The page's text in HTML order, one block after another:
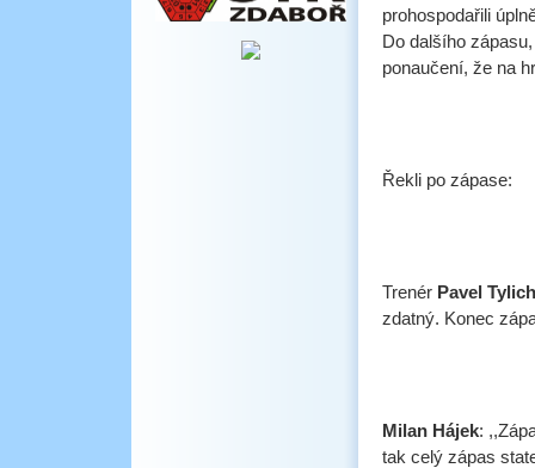
prohospodařili
Do dalšího
ponaučení, že na
Řekli po zápase:
Trenér Pavel Tylich
zdatný. Konec
Milan Hájek:
tak celý zápas